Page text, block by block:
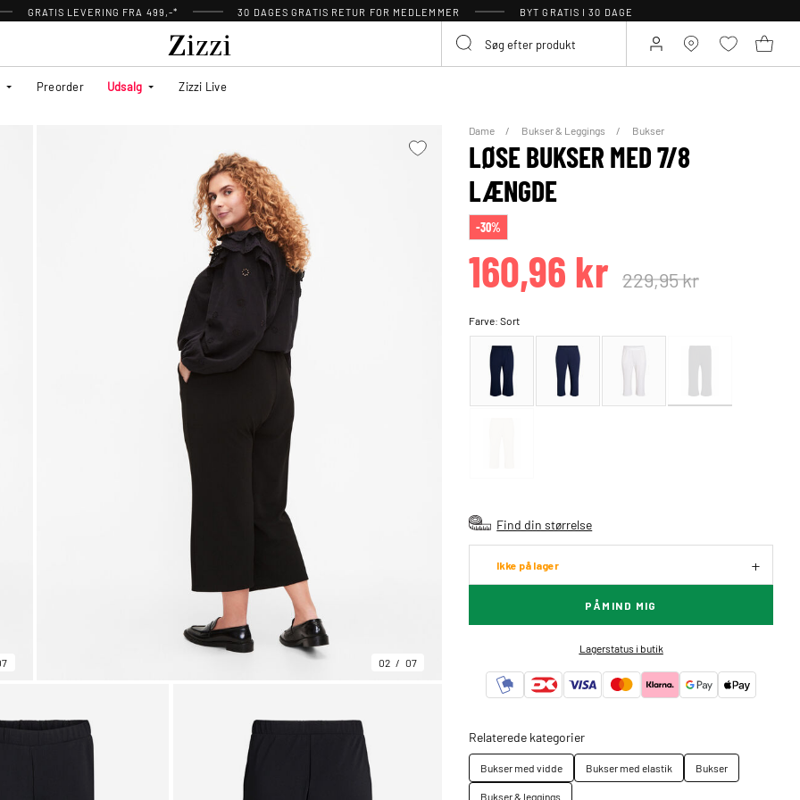
GRATIS LEVERING FRA 499,-* 30 DAGES GRATIS RETUR FOR MEDLEMMER BYT GRATIS I 30 DAGE
Preorder Udsalg Zizzi Live
02 07
Dame Bukser & Leggings Bukser
LØSE BUKSER MED 7/8
LÆNGDE
-30%
160,96 kr 229,95 kr
Farve:Sort
Find din størrelse
Ikke på lager
PÅMIND MIG
Lagerstatus i butik
Relaterede kategorier
Bukser med vidde Bukser med elastik
Bukser
Bukser & leggings